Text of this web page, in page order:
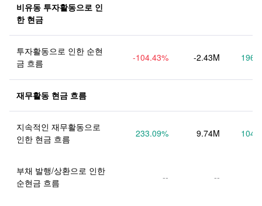
비유동 투자활동으로 인
한 현금
투자활동으로 인한 순현
금 흐름
-104.43% -2.43M
재무활동 현금 흐름
지속적인 재무활동으로
인한 현금 흐름
233.09% 9.74M
부채 발행/상환으로 인한
순현금 흐름
-- --